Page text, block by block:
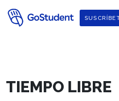
TIEMPO LIBRE